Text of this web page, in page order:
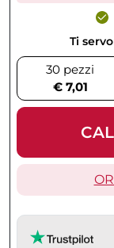
Ti
30 pezzi
€ 7,01